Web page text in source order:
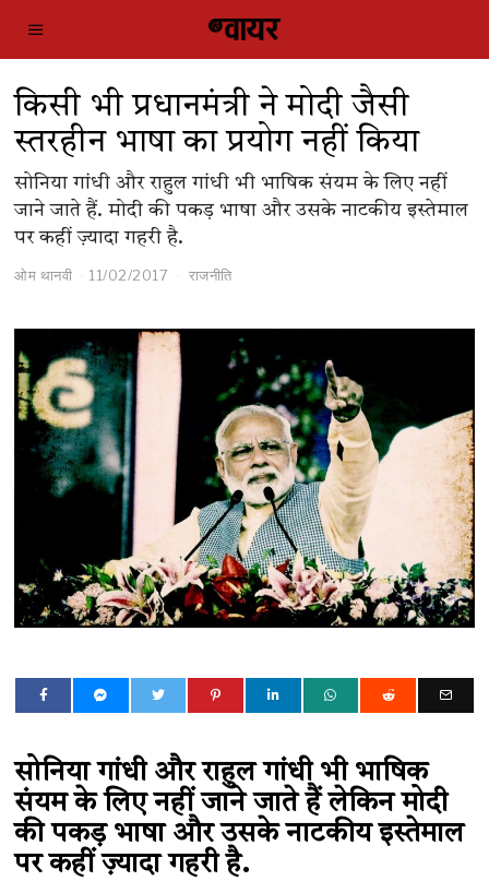
किसी भी प्रधानमंत्री ने मोदी जैसी
स्तरहीन भाषा का प्रयोग नहीं किया
सोनिया गांधी और राहुल गांधी भी भाषिक संयम के लिए नहीं
जाने जाते हैं. मोदी की पकड़ भाषा और उसके नाटकीय इस्तेमाल
पर कहीं ज़्यादा गहरी है.
ओम थानवी 11/02/2017 राजनीति
सोनिया गांधी और राहुल गांधी भी भाषिक
संयम के लिए नहीं जाने जाते हैं लेकिन मोदी
की पकड़ भाषा और उसके नाटकीय इस्तेमाल
पर कहीं ज़्यादा गहरी है.